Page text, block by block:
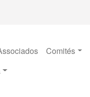
Comités